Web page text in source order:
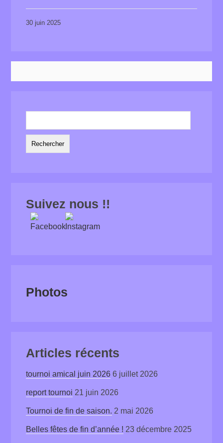
30 juin 2025
Suivez nous !!
Photos
Articles récents
tournoi amical juin 2026 6 juillet 2026
report tournoi 21 juin 2026
Tournoi de fin de saison. 2 mai 2026
Belles fêtes de fin d’année ! 23 décembre 2025